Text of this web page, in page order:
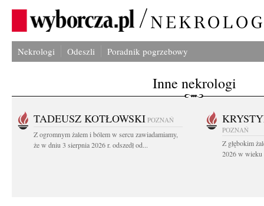
Nekrologi Odeszli Poradnik pogrzebowy
Inne nekrologi
TADEUSZ KOTŁOWSKI POZNAŃ
Z ogromnym żalem i bólem w sercu zawiadamiamy,
że w dniu 3 sierpnia 2026 r. odszedł od...
POZNAŃ
Z głębokim
2026 w wieku